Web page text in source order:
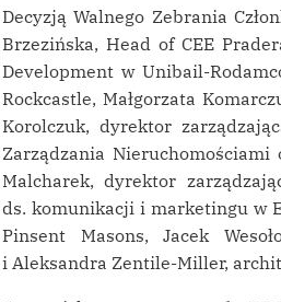
Decyzją Walnego Zebrania
Brzezińska, Head of CEE
Development w Unibail-
Rockcastle, Małgorzata
Korolczuk, dyrektor
Zarządzania
Malcharek, dyrektor
ds. komunikacji i marketingu w
Pinsent Masons, Jacek
i Aleksandra Zentile-Miller,